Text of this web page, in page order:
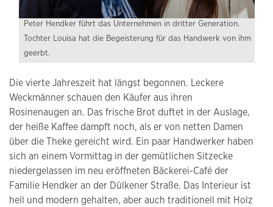
Peter Hendker führt das Unternehmen in dritter Generation.
Tochter Louisa hat die Begeisterung für das Handwerk von ihm
geerbt.
Die vierte Jahreszeit hat längst begonnen. Leckere
Weckmänner schauen den Käufer aus ihren
Rosinenaugen an. Das frische Brot duftet in der Auslage,
der heiße Kaffee dampft noch, als er von netten Damen
über die Theke gereicht wird. Ein paar Handwerker haben
sich an einem Vormittag in der gemütlichen Sitzecke
niedergelassen im neu eröffneten Bäckerei-Café der
Familie Hendker an der Dülkener Straße. Das Interieur ist
hell und modern gehalten, aber auch traditionell mit Holz